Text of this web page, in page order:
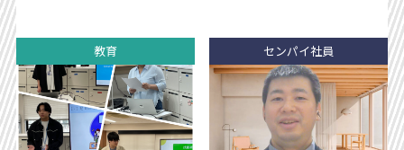
教育 センパイ社員